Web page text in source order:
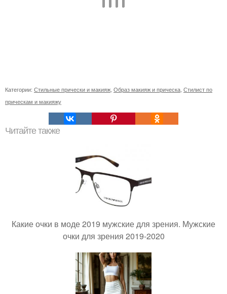
Категории: Стильные прически и макияж, Образ макияж и прическа, Стилист по
прическам и макияжу
Читайте также
Какие очки в моде 2019 мужские для зрения. Мужские
очки для зрения 2019-2020